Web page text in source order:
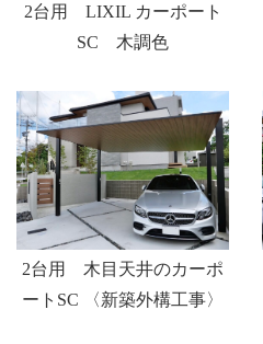
2台用 LIXIL カーポート
SC 木調色
2台用 木目天井のカーポ
ートSC 〈新築外構工事〉